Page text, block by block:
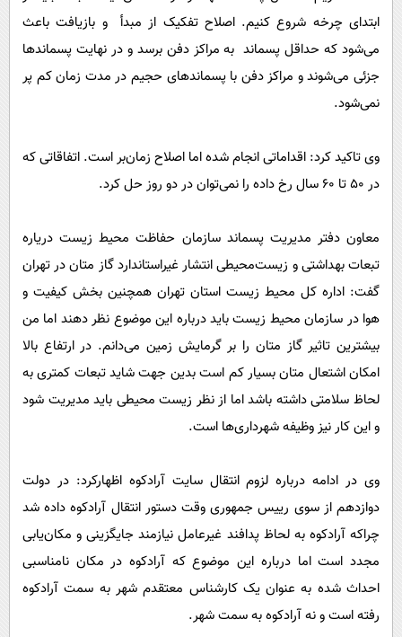
ابتدای چرخه شروع کنیم. اصلاح تفکیک از مبدأ و بازیافت باعث
می‌شود که حداقل پسماند به مراکز دفن برسد و در نهایت پسماندها
جزئی می‌شوند و مراکز دفن با پسماندهای حجیم در مدت زمان کم پر
نمی‌شود.
وی تاکید کرد: اقداماتی انجام شده اما اصلاح زمان‌بر است. اتفاقاتی که
در ۵۰ تا ۶۰ سال رخ داده را نمی‌توان در دو روز حل کرد.
معاون دفتر مدیریت پسماند سازمان حفاظت محیط‌ زیست دریاره
تبعات بهداشتی و زیست‌محیطی انتشار غیراستاندارد گاز متان در تهران
گفت: اداره کل محیط زیست استان تهران همچنین بخش کیفیت و
هوا در سازمان محیط زیست باید درباره این موضوع نظر دهند اما من
بیشترین تاثیر گاز متان را بر گرمایش زمین می‌دانم. در ارتفاع بالا
امکان اشتعال متان بسیار کم است بدین جهت شاید تبعات کمتری به
لحاظ سلامتی داشته باشد اما از نظر زیست محیطی باید مدیریت شود
و این کار نیز وظیفه شهرداری‌ها است.
وی در ادامه درباره لزوم انتقال سایت آرادکوه اظهارکرد: در دولت
دوازدهم از سوی رییس جمهوری وقت دستور انتقال آرادکوه داده شد
چراکه آرادکوه به لحاظ پدافند غیرعامل نیازمند جایگزینی و مکان‌یابی
مجدد است اما درباره این موضوع که آرادکوه در مکان نامناسبی
احداث شده به عنوان یک کارشناس معتقدم شهر به سمت آرادکوه
رفته است و نه آرادکوه به سمت شهر.